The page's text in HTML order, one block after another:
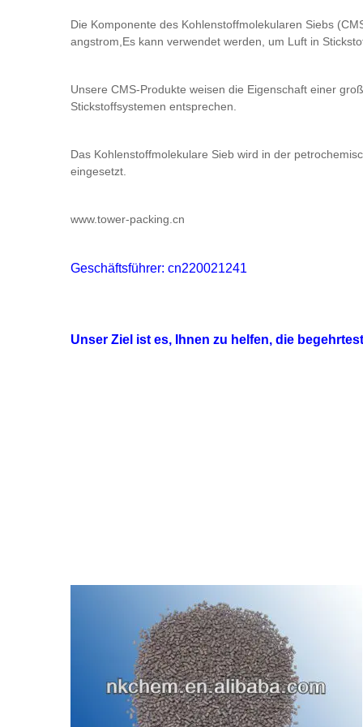
Die Komponente des Kohlenstoffmolekularen Siebs
angstrom,Es kann verwendet werden, um Luft in
Unsere CMS-Produkte weisen die Eigenschaft einer
Stickstoffsystemen entsprechen.
Das Kohlenstoffmolekulare Sieb wird in der
eingesetzt.
www.tower-packing.cn
Geschäftsführer: cn220021241
Unser Ziel ist es, Ihnen zu helfen, die